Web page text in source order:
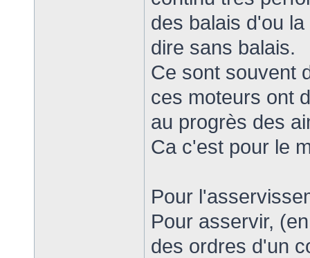
des balais d'ou
dire sans balais.
Ce sont souvent
ces moteurs ont
au progrès des
Ca c'est pour le
Pour
Pour asservir,
des ordres d'un